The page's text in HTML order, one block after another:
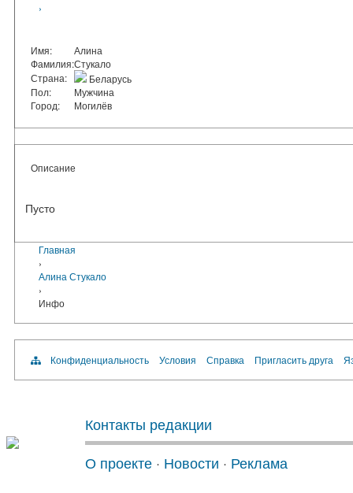
›
Имя:
Алина
Фамилия:Стукало
Страна:
Беларусь
Пол:
Мужчина
Город:
Могилёв
Описание
Пусто
Главная
›
Алина Стукало
›
Инфо
Конфиденциальность Условия Справка Пригласить друга
Контакты редакции
О проекте · Новости · Реклама